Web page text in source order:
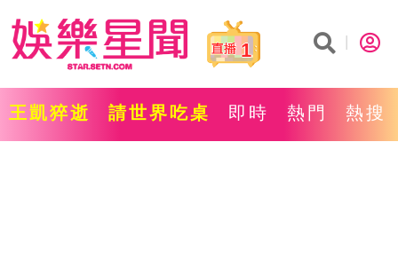
1
王凱猝逝 請世界吃桌 即時 熱門 熱搜